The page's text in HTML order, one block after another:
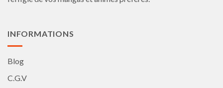
INFORMATIONS
Blog
C.G.V